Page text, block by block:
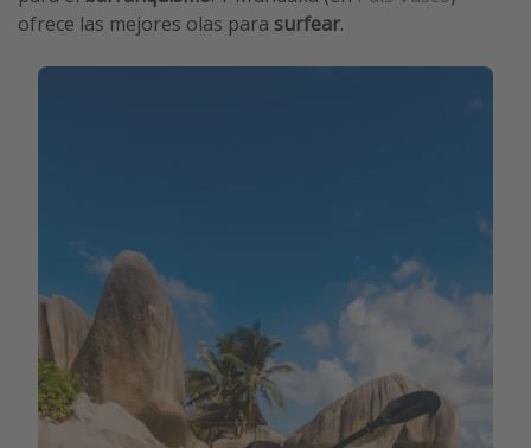
ofrece las mejores olas para surfear.